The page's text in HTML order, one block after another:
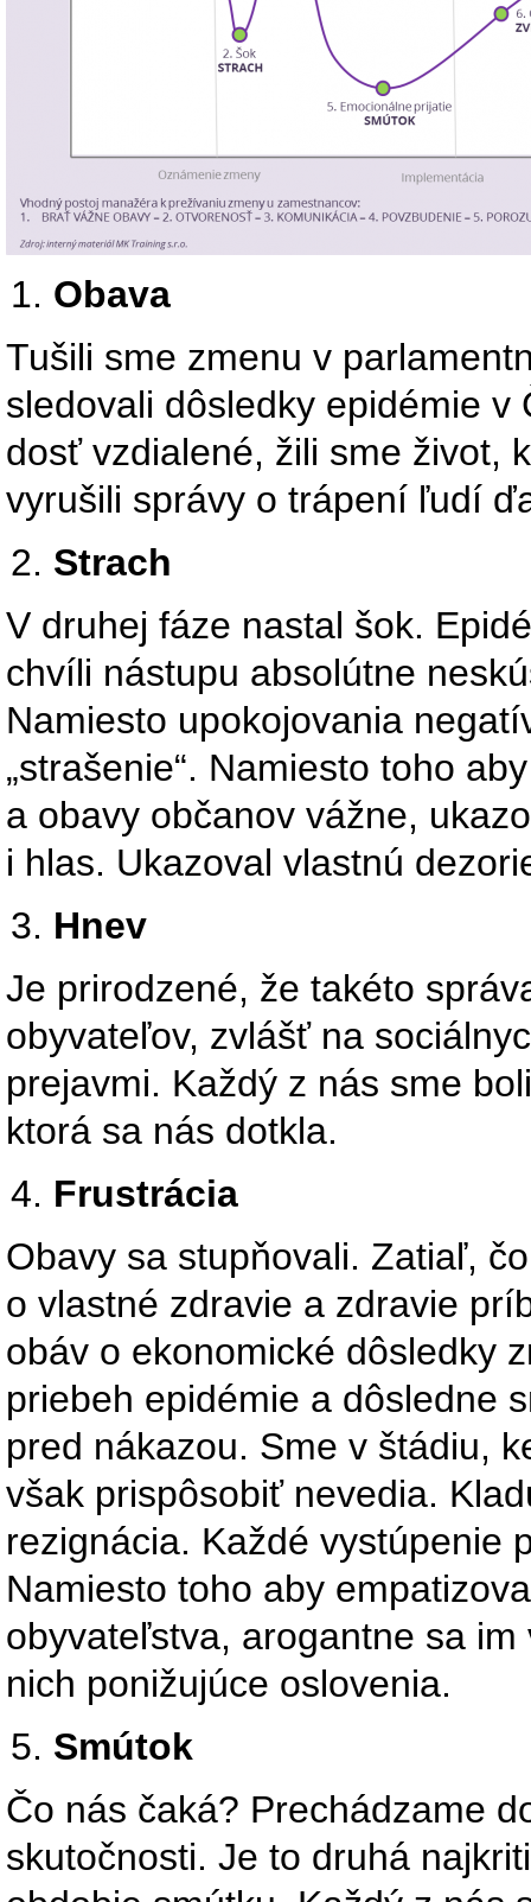
Obava
Tušili sme zmenu v
sledovali dôsledky epidémie v
dosť vzdialené, žili sme život,
vyrušili správy o trápení ľudí
Strach
V druhej fáze nastal šok.
chvíli nástupu absolútne
Namiesto upokojovania
„strašenie“. Namiesto toho
a obavy občanov vážne,
i hlas. Ukazoval vlastnú
Hnev
Je prirodzené, že takéto
obyvateľov, zvlášť na
prejavmi. Každý z nás sme
ktorá sa nás dotkla.
Frustrácia
Obavy sa stupňovali. Zatiaľ,
o vlastné zdravie a zdravie
obáv o ekonomické dôsledky
priebeh epidémie a dôsledne
pred nákazou. Sme v štádiu,
však prispôsobiť nevedia.
rezignácia. Každé vystúpenie
Namiesto toho aby
obyvateľstva, arogantne sa
nich ponižujúce oslovenia.
Smútok
Čo nás čaká? Prechádzame
skutočnosti. Je to druhá